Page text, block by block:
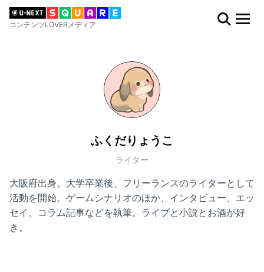
コンテンツLOVERメディア
ふくだりょうこ
ライター
大阪府出身。大学卒業後、フリーランスのライターとして
活動を開始。ゲームシナリオのほか、インタビュー、エッ
セイ、コラム記事などを執筆。ライブと小説とお酒が好
き。